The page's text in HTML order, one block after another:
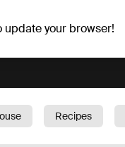
update your browser!
Recipes